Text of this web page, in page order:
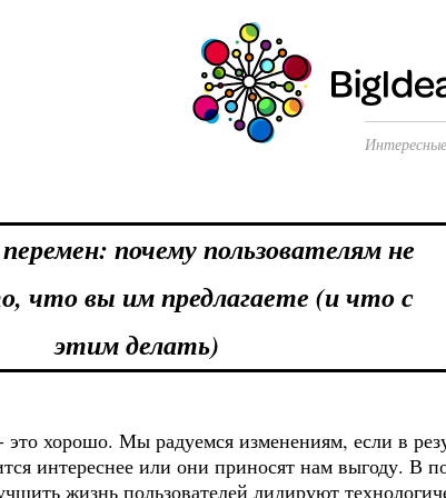
почему пользователям не
что вы им предлагаете (и что с
этим делать)
хорошо. Мы радуемся изменениям, если в
интереснее или они приносят нам выгоду. В
жизнь пользователей лидируют